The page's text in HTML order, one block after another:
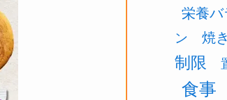
栄養バ
ン
焼
制限
食事